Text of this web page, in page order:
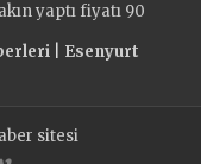
yaptı fiyatı 90
| Esenyurt
sitesi